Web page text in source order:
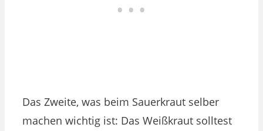
Das Zweite, was beim Sauerkraut selber
machen wichtig ist: Das Weißkraut solltest